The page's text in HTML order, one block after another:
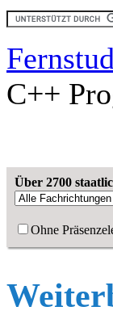
C++
Über 2700
Ohne